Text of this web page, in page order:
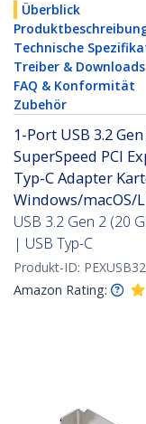
Überblick
Technische
Treiber & Downloads
FAQ & Konformität
Zubehör
1-Port USB 3.2
SuperSpeed PCI
Typ-C Adapter
Windows/macOS/
USB 3.2 Gen 2 (20
| USB Typ-C
Produkt-ID:
Amazon Rating: